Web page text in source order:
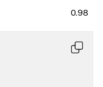
0.98